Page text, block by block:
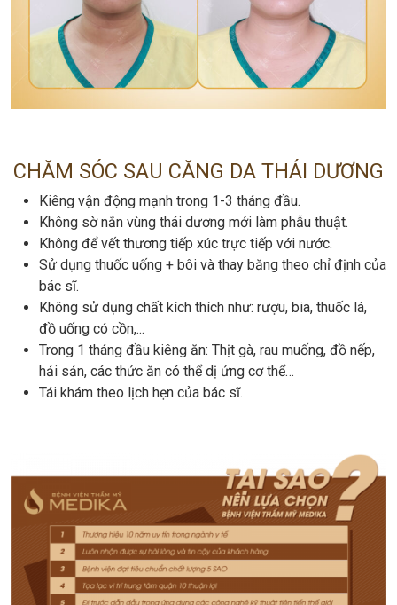
CHĂM SÓC SAU CĂNG DA THÁI DƯƠNG
Kiêng vận động mạnh trong 1-3 tháng đầu.
Không sờ nắn vùng thái dương mới làm phẫu thuật.
Không để vết thương tiếp xúc trực tiếp với nước.
Sử dụng thuốc uống + bôi và thay băng theo chỉ định của
bác sĩ.
Không sử dụng chất kích thích như: rượu, bia, thuốc lá,
đồ uống có cồn,...
Trong 1 tháng đầu kiêng ăn: Thịt gà, rau muống, đồ nếp,
hải sản, các thức ăn có thể dị ứng cơ thể…
Tái khám theo lịch hẹn của bác sĩ.